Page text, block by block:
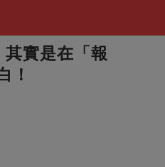
實是在「報
！